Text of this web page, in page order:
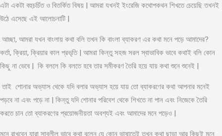
এটা একটা বহুচর্চিত ও বিতর্কিত বিষয় | আমরা যখনই ইংরেজি কথোপকথন শিখতে চেয়েছি তখনই
উঠে এসেছে এই আলোচনাটি |
আচ্ছা, আমরা যখন বাংলায় কথা বলি তখন কি বাংলা ব্যাকরণ এর কথা মনে পড়ে আমাদের?
কর্তা, ক্রিয়া, ক্রিয়ার কাল প্রভৃতি | আমরা কিন্তু সহজ সরল স্বাভাবিক ভাবে কথাই বলি কোন
কিছু না ভেবে | কি বললে কি বলতে হবে তার সমীকরণ তৈরি হয়ে যায় কথা শুনে শুনেই |
তাই শোনার অভ্যাস থেকে যদি বলার অভ্যাস হয়ে যায় তো ব্যাকরণের কথা আপনার মনেই
পড়বে না এবং পড়ে না | কিন্তু যদি শোনার পরিবেশ থেকে শিখতে না পান এবং নিজেকে তৈরি
করতে চান তো ব্যাকরণের প্রয়োজনীয়তা অবশ্যই এবং আমাদের মনে পড়েও |
মনে রাখবেন যারা সাবলীল ভাবে কথা বলেন যে কোন ভাষাতেই তখন কথা ছাড়া আর কিছুই মনে